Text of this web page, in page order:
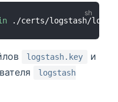
./certs/logstash/
logstash.key и
logstash